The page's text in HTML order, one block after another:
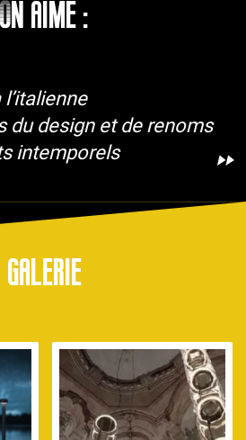
On aime :
du design et de renoms
intemporels
galerie